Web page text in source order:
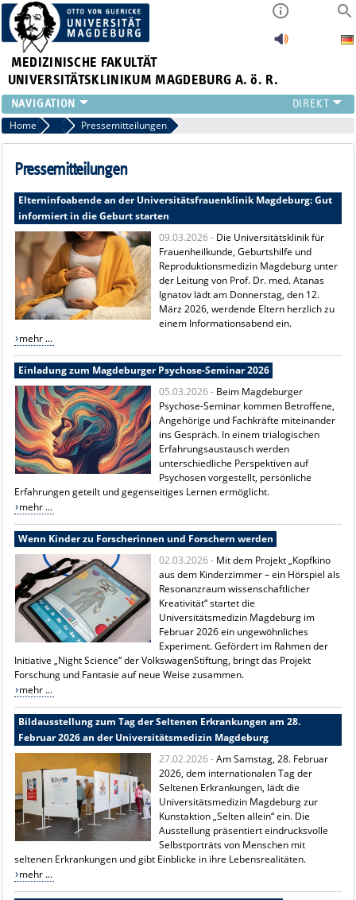
MEDIZINISCHE FAKULTÄT
UNIVERSITÄTSKLINIKUM MAGDEBURG A. ö. R.
INSTITUTE
KLINIKEN
ZENTRALE EINRICHTUNGEN
PRESSE
ÜBER UNS
INTERNATIONAL
INTRANET
Home PressePressemitteilungen
Pressemitteilungen
Elterninfoabende an der Universitätsfrauenklinik Magdeburg: Gut
informiert in die Geburt starten
09.03.2026 - Die Universitätsklinik für
Frauenheilkunde, Geburtshilfe und
Reproduktionsmedizin Magdeburg unter
der Leitung von Prof. Dr. med. Atanas
Ignatov lädt am Donnerstag, den 12.
März 2026, werdende Eltern herzlich zu
einem Informationsabend ein.
mehr ...
Einladung zum Magdeburger Psychose-Seminar 2026
05.03.2026 - Beim Magdeburger
Psychose-Seminar kommen Betroffene,
Angehörige und Fachkräfte miteinander
ins Gespräch. In einem trialogischen
Erfahrungsaustausch werden
unterschiedliche Perspektiven auf
Psychosen vorgestellt, persönliche
Erfahrungen geteilt und gegenseitiges Lernen ermöglicht.
mehr ...
Wenn Kinder zu Forscherinnen und Forschern werden
02.03.2026 - Mit dem Projekt „Kopfkino
aus dem Kinderzimmer – ein Hörspiel als
Resonanzraum wissenschaftlicher
Kreativität“ startet die
Universitätsmedizin Magdeburg im
Februar 2026 ein ungewöhnliches
Experiment. Gefördert im Rahmen der
Initiative „Night Science“ derVolkswagenStiftung, bringt das Projekt
Forschung und Fantasie auf neue Weise zusammen.
mehr ...
Bildausstellung zum Tag der Seltenen Erkrankungen am 28.
Februar 2026 an der Universitätsmedizin Magdeburg
27.02.2026 -Am Samstag, 28. Februar
2026, dem internationalen Tag der
Seltenen Erkrankungen, lädt die
Universitätsmedizin Magdeburgzur
Kunstaktion „Selten allein“ ein. Die
Ausstellung präsentiert eindrucksvolle
Selbstporträts von Menschen mit
seltenen Erkrankungen und gibt Einblicke in ihre Lebensrealitäten.
mehr ...